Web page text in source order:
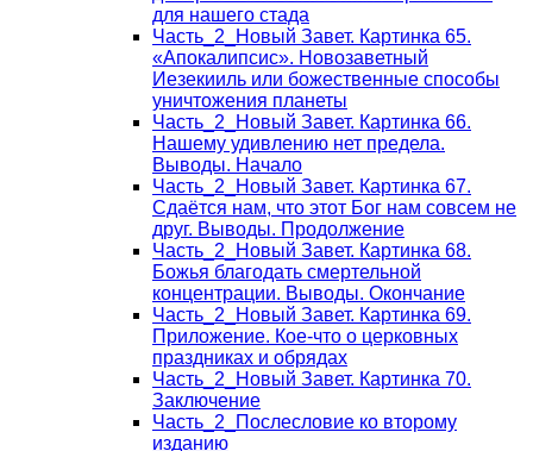
для нашего стада
Часть_2_Новый Завет. Картинка 65.
«Апокалипсис». Новозаветный
Иезекииль или божественные способы
уничтожения планеты
Часть_2_Новый Завет. Картинка 66.
Нашему удивлению нет предела.
Выводы. Начало
Часть_2_Новый Завет. Картинка 67.
Сдаётся нам, что этот Бог нам совсем не
друг. Выводы. Продолжение
Часть_2_Новый Завет. Картинка 68.
Божья благодать смертельной
концентрации. Выводы. Окончание
Часть_2_Новый Завет. Картинка 69.
Приложение. Кое-что о церковных
праздниках и обрядах
Часть_2_Новый Завет. Картинка 70.
Заключение
Часть_2_Послесловие ко второму
изданию